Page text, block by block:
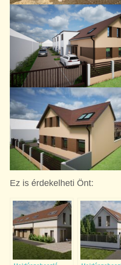
Ez is érdekelheti Önt: